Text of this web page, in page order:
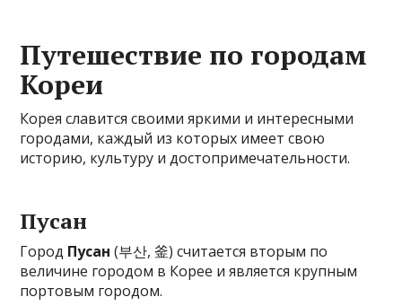
Путешествие по городам
Кореи
Корея славится своими яркими и интересными
городами, каждый из которых имеет свою
историю, культуру и достопримечательности.
Пусан
Город Пусан (부산, 釜) считается вторым по
величине городом в Корее и является крупным
портовым городом.